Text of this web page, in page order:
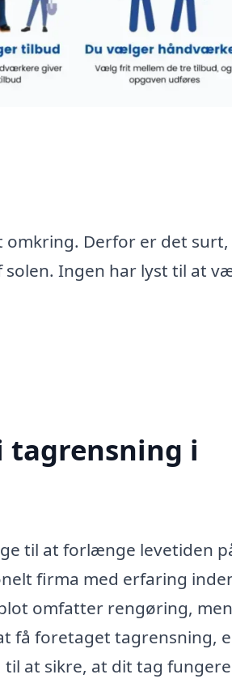
omkring. Derfor er det
solen. Ingen har lyst til at
tagrensning i
til at forlænge levetiden
firma med erfaring
omfatter rengøring,
få foretaget tagrensning,
at sikre, at dit tag